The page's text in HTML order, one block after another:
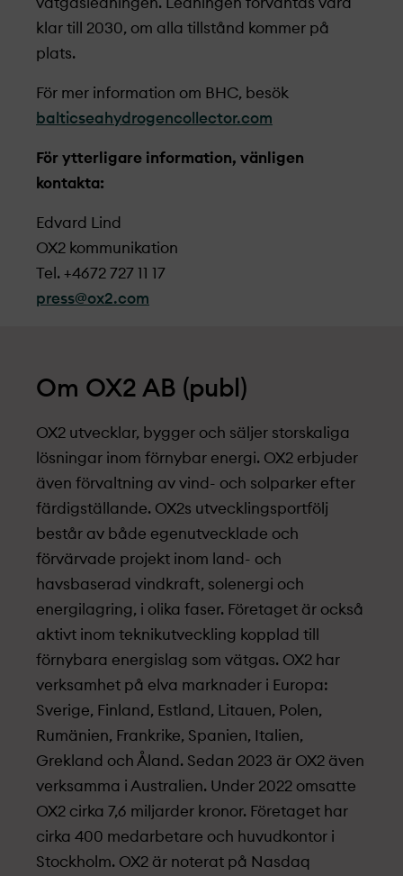
vätgasledningen. Ledningen förväntas vara
klar till 2030, om alla tillstånd kommer på
plats.
För mer information om BHC, besök
balticseahydrogencollector.com
För ytterligare information, vänligen
kontakta:
Edvard Lind
OX2 kommunikation
Tel. +4672 727 11 17
press@ox2.com
Om OX2 AB (publ)
OX2 utvecklar, bygger och säljer storskaliga
lösningar inom förnybar energi. OX2 erbjuder
även förvaltning av vind- och solparker efter
färdigställande. OX2s utvecklingsportfölj
består av både egenutvecklade och
förvärvade projekt­ inom land- och
havsbaserad vindkraft, solenergi och
energilagring, i olika faser. Företaget är också
aktivt inom teknikutveckling kopplad till
förnybara energislag som vätgas. OX2 har
verksamhet på elva marknader i Europa:
Sverige, Finland, Estland, Litauen, Polen,
Rumänien, Frankrike, Spanien, Italien,
Grekland och Åland. Sedan 2023 är OX2 även
verksamma i Australien. Under 2022 omsatte
OX2 cirka 7,6 miljarder kronor. Företaget har
cirka 400 medarbetare och huvudkontor i
Stockholm. OX2 är noterat på Nasdaq